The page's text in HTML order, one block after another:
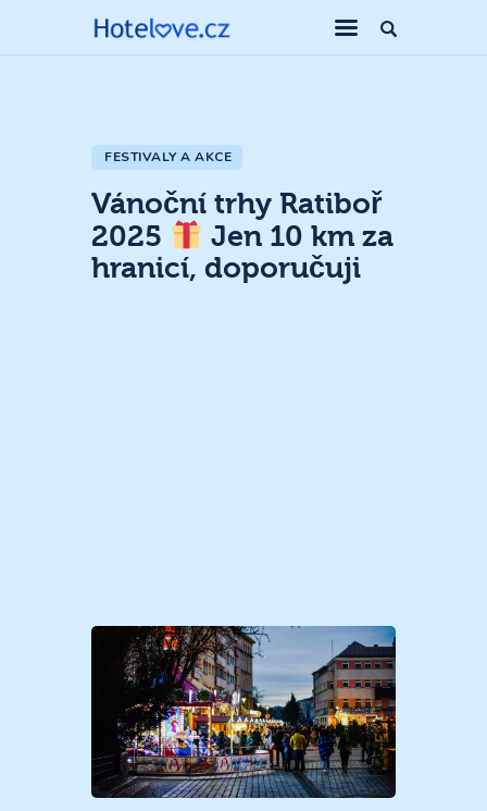
FESTIVALY A AKCE
Vánoční trhy Ratiboř
2025
Jen 10 km za
hranicí, doporučuji